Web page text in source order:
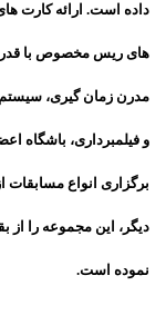
مدرن زمان گیری،
دیگر، این مجموعه را از
نموده است.